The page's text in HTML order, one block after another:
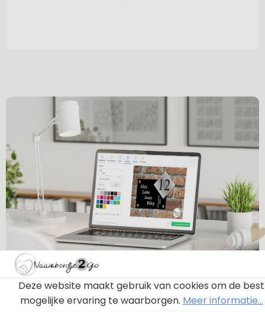
Ontwerptool
Deze website maakt gebruik van cookies om de best
mogelijke ervaring te waarborgen. Meer informatie...